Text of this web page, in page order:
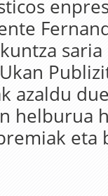
azaldu
helburua
eta